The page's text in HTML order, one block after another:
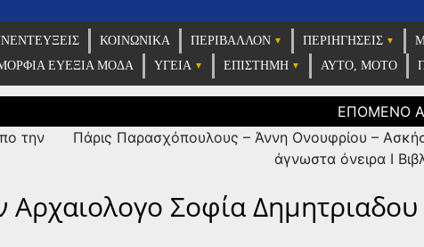
σας press
ΚΟΙΝΩΝΙΚΑ ΠΕΡΙΒΑΛΛΟΝ ΠΕΡΙΗΓΗΣΕΙΣ
ΕΥΕΞΙΑ ΜΟΔΑ ΥΓΕΙΑ ΕΠΙΣΤΗΜΗ ΑΥΤΟ, ΜΟΤΟ
την
Πάρις Παρασχόπουλους – Άννη Ονουφρίου –
άγνωστα όνειρα Ι
Σοφία Δημητριαδου